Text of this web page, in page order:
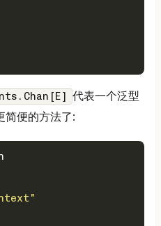
代表一个泛型
简便的方法了: